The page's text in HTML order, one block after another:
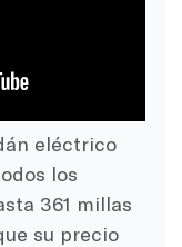
eléctrico
los
361 millas
su precio